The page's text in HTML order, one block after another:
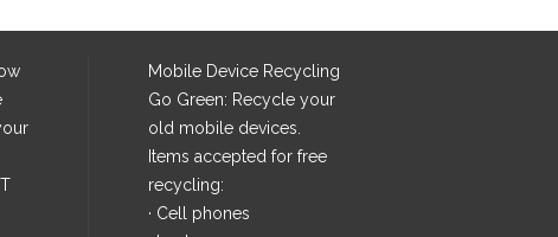
Mobile Device Recycling
Go Green: Recycle your
old mobile devices.
Items accepted for free
recycling:
· Cell phones